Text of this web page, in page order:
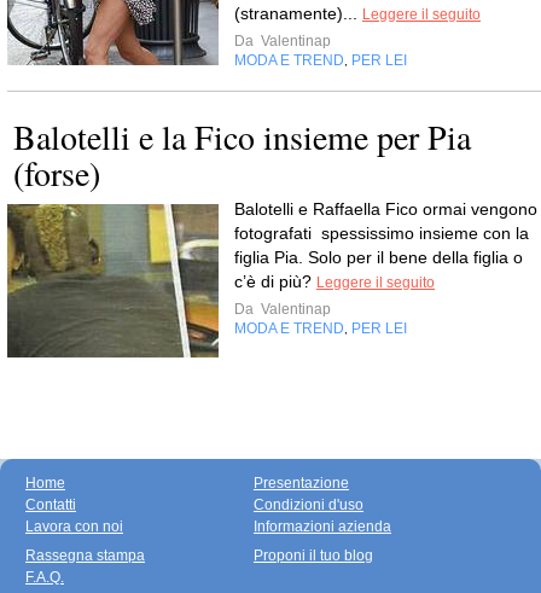
(stranamente)...
Leggere il seguito
Da Valentinap
MODA E TREND
PER LEI
Balotelli e la Fico insieme per Pia
(forse)
Balotelli e Raffaella Fico ormai vengono
fotografati spessissimo insieme con la
figlia Pia. Solo per il bene della figlia o
c’è di più? Leggere il seguito
Da Valentinap
MODA E TREND
PER LEI
Home
Contatti
Lavora con noi
Presentazione
Condizioni d'uso
Informazioni azienda
Rassegna stampa
F.A.Q.
Proponi il tuo blog